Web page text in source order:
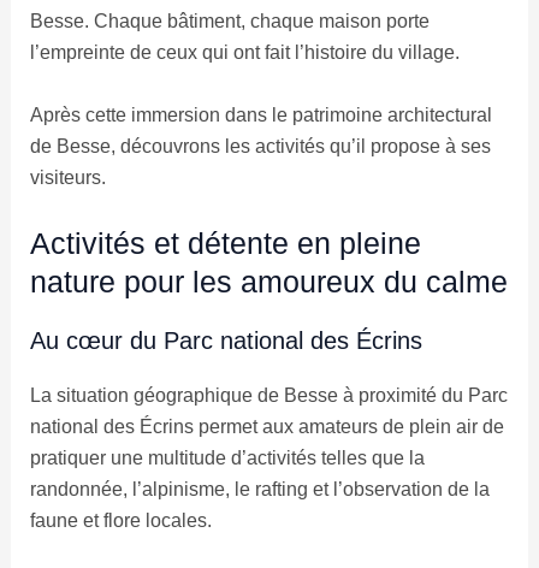
Besse. Chaque bâtiment, chaque maison porte
l’empreinte de ceux qui ont fait l’histoire du village.
Après cette immersion dans le patrimoine architectural
de Besse, découvrons les activités qu’il propose à ses
visiteurs.
Activités et détente en pleine
nature pour les amoureux du calme
Au cœur du Parc national des Écrins
La situation géographique de Besse à proximité du Parc
national des Écrins permet aux amateurs de plein air de
pratiquer une multitude d’activités telles que la
randonnée, l’alpinisme, le rafting et l’observation de la
faune et flore locales.